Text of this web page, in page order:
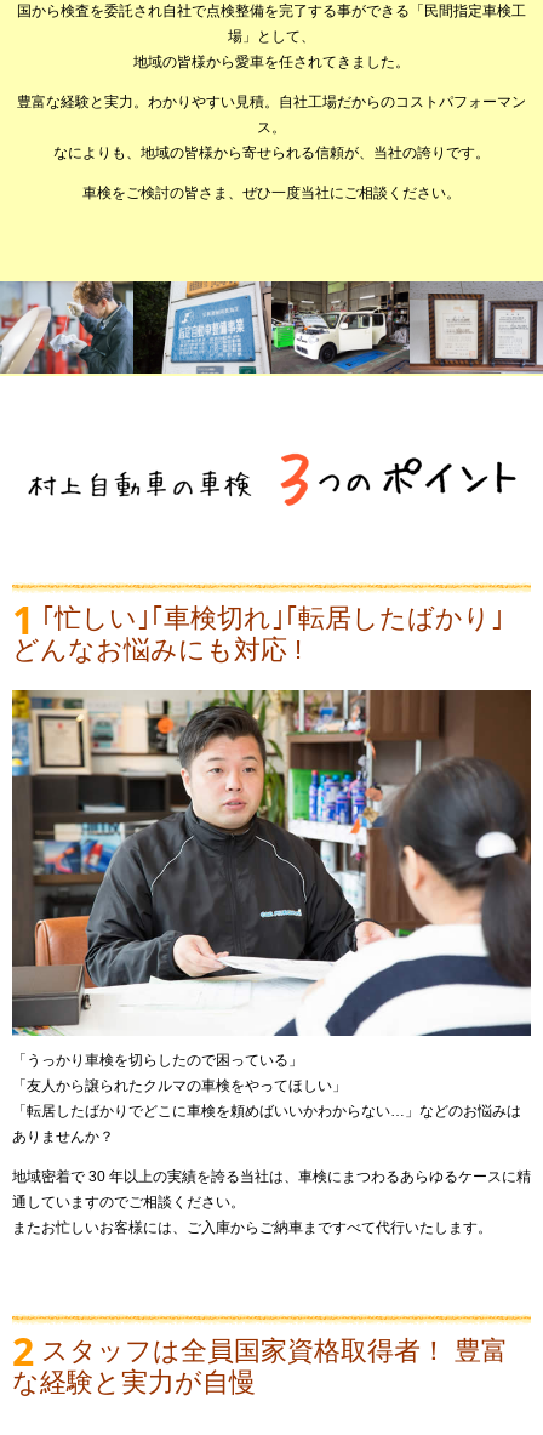
国から検査を委託され自社で点検整備を完了する事ができる「民間指定車検工
場」として、
地域の皆様から愛車を任されてきました。
豊富な経験と実力。わかりやすい見積。自社工場だからのコストパフォーマン
ス。
なによりも、地域の皆様から寄せられる信頼が、当社の誇りです。
車検をご検討の皆さま、ぜひ一度当社にご相談ください。
1 ｢忙しい｣｢車検切れ｣｢転居したばかり｣
どんなお悩みにも対応 !
「うっかり車検を切らしたので困っている」
「友人から譲られたクルマの車検をやってほしい」
「転居したばかりでどこに車検を頼めばいいかわからない…」などのお悩みは
ありませんか？
地域密着で 30 年以上の実績を誇る当社は、車検にまつわるあらゆるケースに精
通していますのでご相談ください。
またお忙しいお客様には、ご入庫からご納車まですべて代行いたします。
2 スタッフは全員国家資格取得者！ 豊富
な経験と実力が自慢